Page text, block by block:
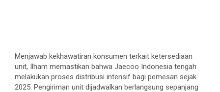
Menjawab kekhawatiran konsumen terkait ketersediaan
unit, Ilham memastikan bahwa Jaecoo Indonesia tengah
melakukan proses distribusi intensif bagi pemesan sejak
2025. Pengiriman unit dijadwalkan berlangsung sepanjang